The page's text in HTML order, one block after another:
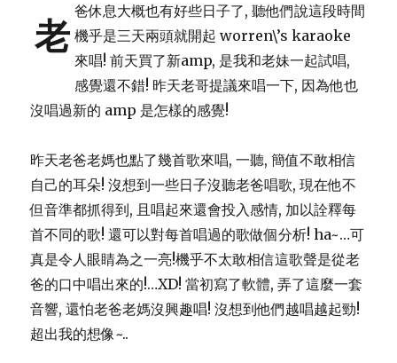
老
爸休息大概也有好些日子了, 聽他們說這段時間
機乎是三天兩頭就開起 worren\’s karaoke
來唱! 前天買了新amp, 是我和老妹一起試唱,
感覺還不錯! 昨天老哥提議來唱一下, 因為他也
沒唱過新的 amp 是怎樣的感覺!
昨天老爸老媽也點了幾首歌來唱, 一聽, 簡值不敢相信
自己的耳朵! 沒想到一些日子沒聽老爸唱歌, 現在他不
但音準都抓得到, 且唱起來還會投入感情, 加以詮釋每
首不同的歌! 還可以對每首唱過的歌做個分析! ha~…可
真是令人眼睛為之一亮!機乎不太敢相信這歌聲是從老
爸的口中唱出來的!…XD! 當初寫了軟體, 弄了這麼一套
音響, 還怕老爸老媽沒興趣唱! 沒想到他們越唱越起勁!
超出我的想像~..